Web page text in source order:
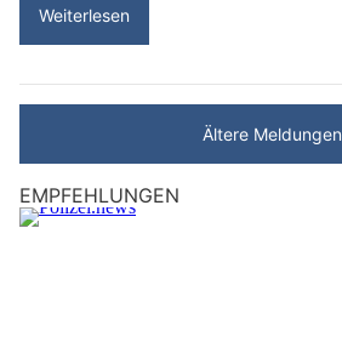
Weiterlesen
Ältere Meldungen
EMPFEHLUNGEN